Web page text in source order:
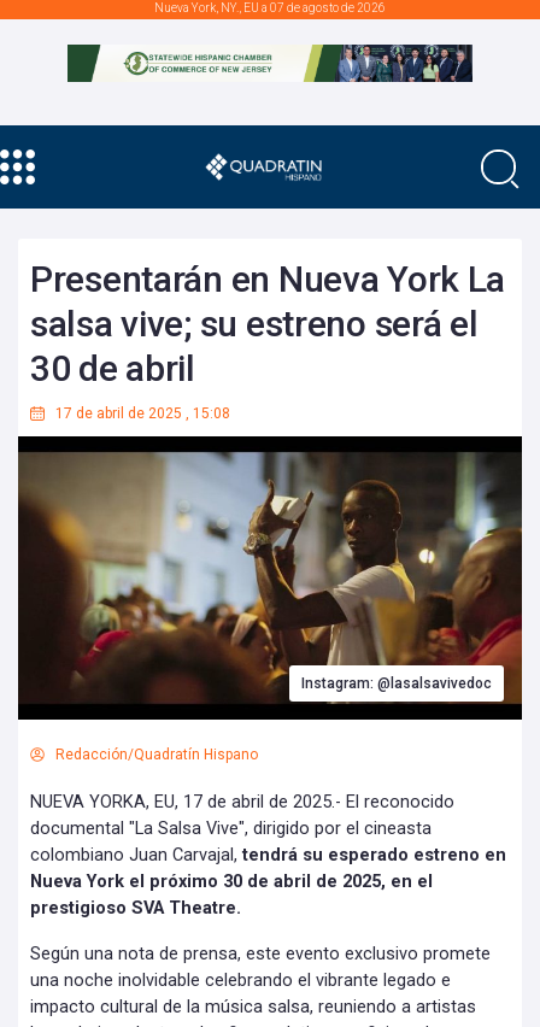
Nueva York, NY., EU a 07 de agosto de 2026
Presentarán en Nueva York La
salsa vive; su estreno será el
30 de abril
17 de abril de 2025 , 15:08
Instagram: @lasalsavivedoc
Redacción/Quadratín Hispano
NUEVA YORKA, EU, 17 de abril de 2025.- El reconocido
documental "La Salsa Vive", dirigido por el cineasta
colombiano Juan Carvajal, tendrá su esperado estreno en
Nueva York el próximo 30 de abril de 2025, en el
prestigioso SVA Theatre.
Según una nota de prensa, este evento exclusivo promete
una noche inolvidable celebrando el vibrante legado e
impacto cultural de la música salsa, reuniendo a artistas